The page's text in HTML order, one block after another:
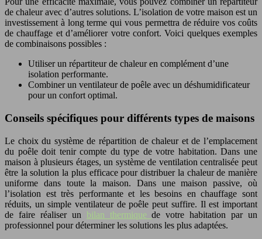
de chaleur avec d’autres solutions. L’isolation de votre maison est un
investissement à long terme qui vous permettra de réduire vos coûts
de chauffage et d’améliorer votre confort. Voici quelques exemples
de combinaisons possibles :
Utiliser un répartiteur de chaleur en complément d’une
isolation performante.
Combiner un ventilateur de poêle avec un déshumidificateur
pour un confort optimal.
Conseils spécifiques pour différents types de maisons
Le choix du système de répartition de chaleur et de l’emplacement
du poêle doit tenir compte du type de votre habitation. Dans une
maison à plusieurs étages, un système de ventilation centralisée peut
être la solution la plus efficace pour distribuer la chaleur de manière
uniforme dans toute la maison. Dans une maison passive, où
l’isolation est très performante et les besoins en chauffage sont
réduits, un simple ventilateur de poêle peut suffire. Il est important
de faire réaliser un bilan thermiquede votre habitation par un
professionnel pour déterminer les solutions les plus adaptées.